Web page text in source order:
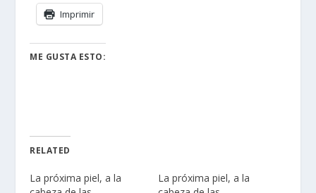
Imprimir
ME GUSTA ESTO:
RELATED
La próxima piel, a la
La próxima piel, a la